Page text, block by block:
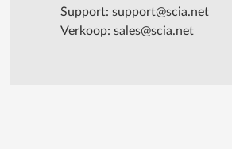
Support: support@scia.net
Verkoop: sales@scia.net